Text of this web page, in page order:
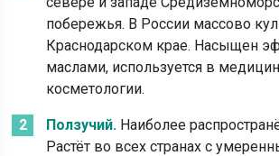
побережья. В России массово
Краснодарском крае. Насыщен
маслами, используется в
косметологии.
Ползучий. Наиболее
Растёт во всех странах с